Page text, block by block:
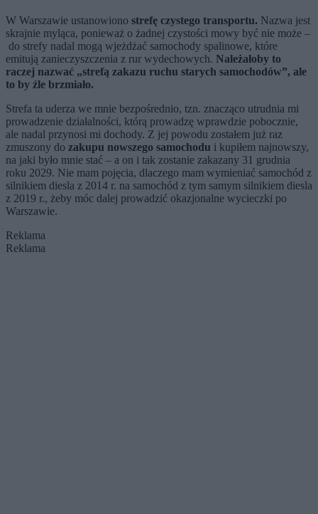
W Warszawie ustanowiono strefę czystego transportu. Nazwa jest
skrajnie myląca, ponieważ o żadnej czystości mowy być nie może –
do strefy nadal mogą wjeżdżać samochody spalinowe, które
emitują zanieczyszczenia z rur wydechowych. Należałoby to
raczej nazwać „strefą zakazu ruchu starych samochodów”, ale
to by źle brzmiało.
Strefa ta uderza we mnie bezpośrednio, tzn. znacząco utrudnia mi
prowadzenie działalności, którą prowadzę wprawdzie pobocznie,
ale nadal przynosi mi dochody. Z jej powodu zostałem już raz
zmuszony do zakupu nowszego samochodu i kupiłem najnowszy,
na jaki było mnie stać – a on i tak zostanie zakazany 31 grudnia
roku 2029. Nie mam pojęcia, dlaczego mam wymieniać samochód z
silnikiem diesla z 2014 r. na samochód z tym samym silnikiem diesla
z 2019 r., żeby móc dalej prowadzić okazjonalne wycieczki po
Warszawie.
Reklama
Reklama